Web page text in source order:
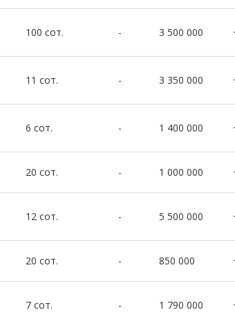
100 сот. - 3 500 000
11 сот. - 3 350 000
6 сот. - 1 400 000
20 сот. - 1 000 000
12 сот. - 5 500 000
20 сот. - 850 000
7 сот. - 1 790 000